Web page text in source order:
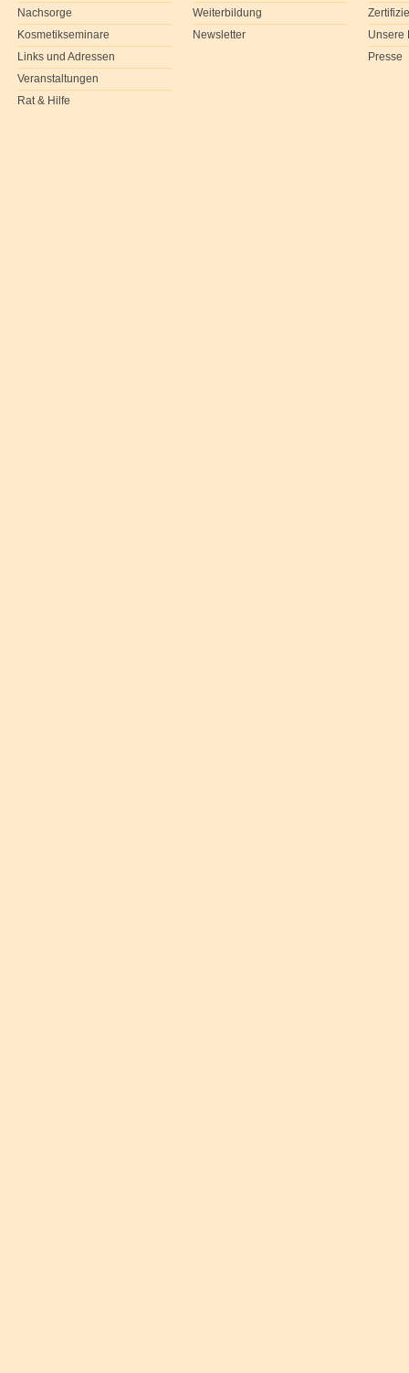
Nachsorge
Kosmetikseminare
Links und Adressen
Veranstaltungen
Rat & Hilfe
Weiterbildung
Newsletter
Unsere
Presse